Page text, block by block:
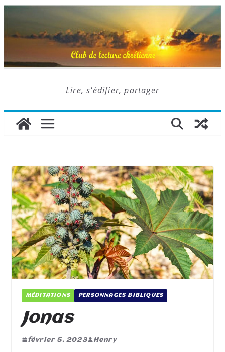
Lire, s'édifier, partager
MÉDITATIONS PERSONNAGES BIBLIQUES
Jonas
février 5, 2023 Henry